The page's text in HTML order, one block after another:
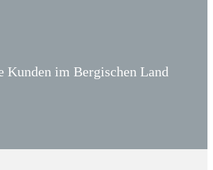
Kunden im Bergischen Land